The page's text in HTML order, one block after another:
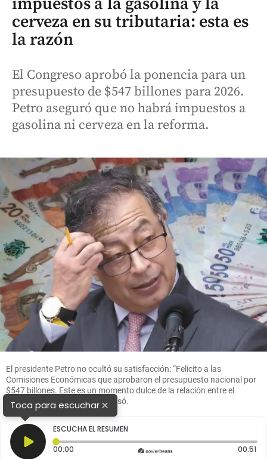
cerveza en su tributaria: esta es
la razón
El Congreso aprobó la ponencia para un
presupuesto de $547 billones para 2026.
Petro aseguró que no habrá impuestos a
gasolina ni cerveza en la reforma.
El presidente Petro no ocultó su satisfacción: “Felicito a las
Comisiones Económicas que aprobaron el presupuesto nacional por
$547 billones. Este es un momento dulce de la relación entre el
Congreso y el Gobierno”, expresó.
Toca para escuchar×
ESCUCHA EL RESUMEN
00:00 Tiempo transcurrido: 0 segundos 00:51